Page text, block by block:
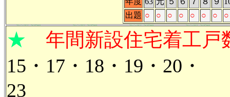
出題 ○ ○ ○ ○ ○ ○ ○ ○
★
年間新設住宅着工戸
15・17・18・19・20・